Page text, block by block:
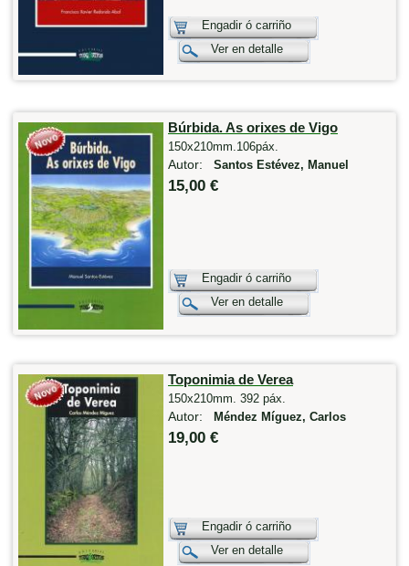
Engadir ó carriño
Ver en detalle
Búrbida. As orixes de Vigo
150x210mm.106páx.
Autor: Santos Estévez, Manuel
15,00 €
Engadir ó carriño
Ver en detalle
Toponimia de Verea
150x210mm. 392 páx.
Autor: Méndez Míguez, Carlos
19,00 €
Engadir ó carriño
Ver en detalle